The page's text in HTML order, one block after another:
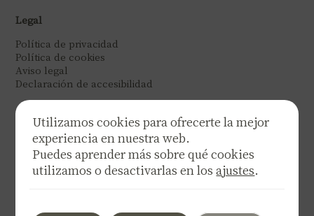
Legal
Política de privacidad
Política de cookies
Aviso legal
Declaración de accesibilidad
Teléfono
Correo electrónico
Utilizamos cookies para ofrecerte la mejor
experiencia en nuestra web.
Puedes aprender más sobre qué cookies
utilizamos o desactivarlas en losajustes.